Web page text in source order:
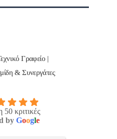
Γραφείο |
& Συνεργάτες
κριτικές
by Google